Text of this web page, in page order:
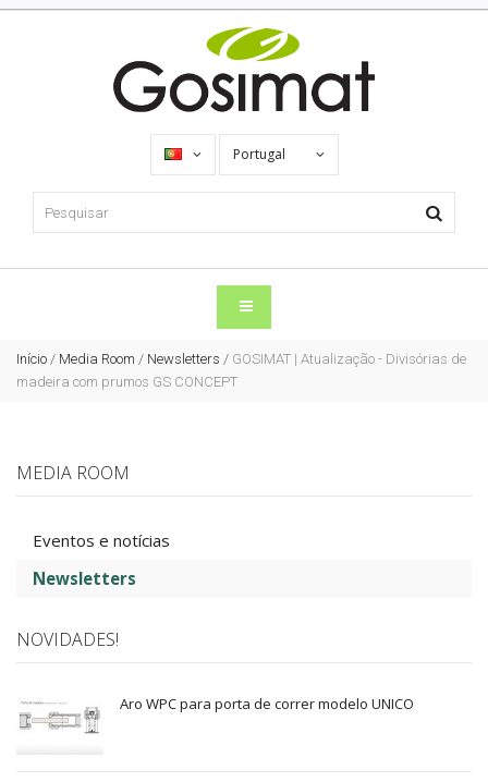
Portugal
Início / Media Room / Newsletters / GOSIMAT | Atualização - Divisórias de
madeira com prumos GS CONCEPT
MEDIA ROOM
Eventos e notícias
Newsletters
NOVIDADES!
Aro WPC para porta de correr modelo UNICO